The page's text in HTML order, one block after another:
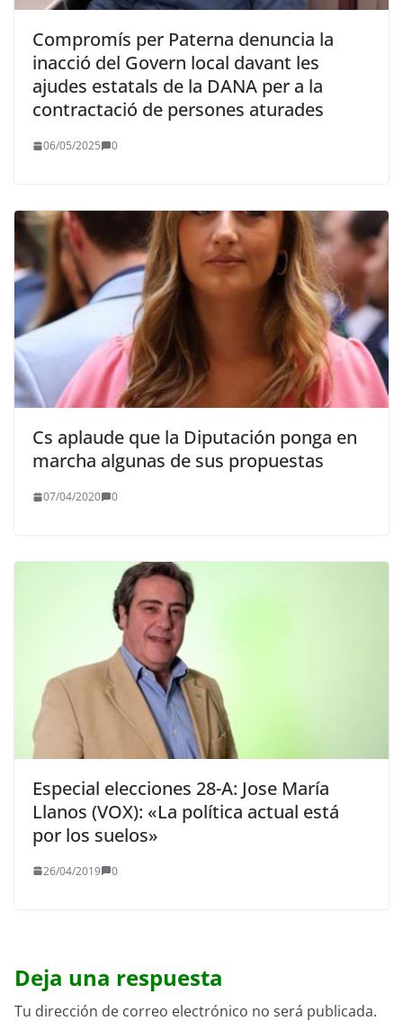
Compromís per Paterna denuncia la
inacció del Govern local davant les
ajudes estatals de la DANA per a la
contractació de persones aturades
06/05/2025 0
Cs aplaude que la Diputación ponga en
marcha algunas de sus propuestas
07/04/2020 0
Especial elecciones 28-A: Jose María
Llanos (VOX): «La política actual está
por los suelos»
26/04/2019 0
Deja una respuesta
Tu dirección de correo electrónico no será publicada.